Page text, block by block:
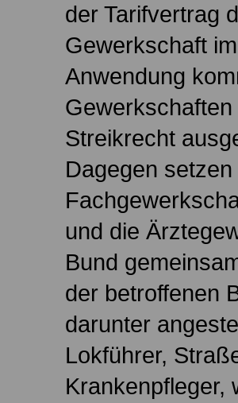
der Tarifvertrag
Gewerkschaft
Anwendung
Streikrecht
Dagegen
und die
Bund
der betroffenen
darunter
Lokführer,
Krankenpfleger,